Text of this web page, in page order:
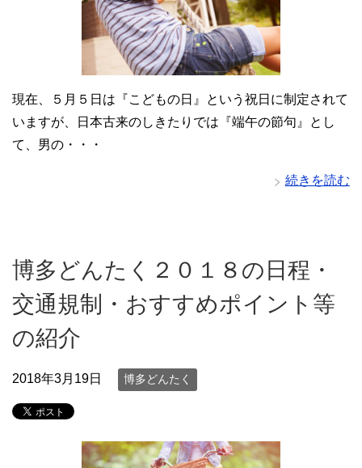
現在、５月５日は『こどもの日』という祝日に制定されて
いますが、日本古来のしきたりでは『端午の節句』とし
て、男の・・・
続きを読む
博多どんたく２０１８の日程・
交通規制・おすすめポイント等
の紹介
2018年3月19日 博多どんたく